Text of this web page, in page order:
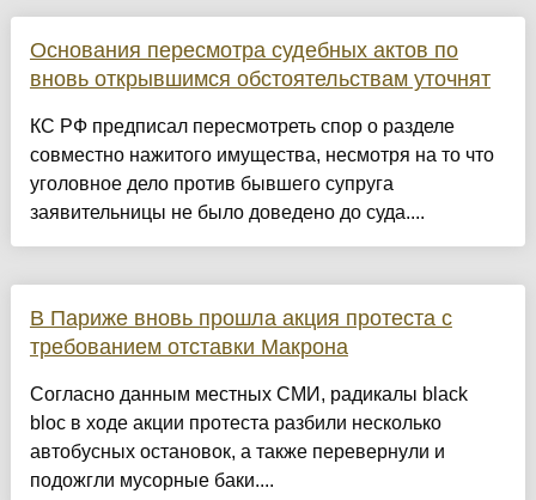
Основания пересмотра судебных актов по
вновь открывшимся обстоятельствам уточнят
КС РФ предписал пересмотреть спор о разделе
совместно нажитого имущества, несмотря на то что
уголовное дело против бывшего супруга
заявительницы не было доведено до суда....
В Париже вновь прошла акция протеста с
требованием отставки Макрона
Согласно данным местных СМИ, радикалы black
bloc в ходе акции протеста разбили несколько
автобусных остановок, а также перевернули и
подожгли мусорные баки....